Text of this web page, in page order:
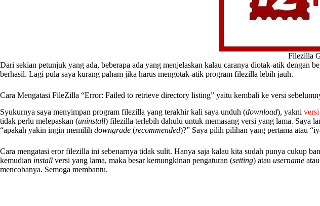
Filezilla
Dari sekian petunjuk yang ada, beberapa ada yang menjelaskan kalau caranya diotak-atik
berhasil. Lagi pula saya kurang paham jika harus mengotak-atik program filezilla lebih jauh.
Cara Mengatasi FileZilla “Error: Failed to retrieve directory listing” yaitu kembali ke versi
Syukurnya saya menyimpan program filezilla yang terakhir kali saya unduh (download), yakni
tidak perlu melepaskan (uninstall) filezilla terlebih dahulu untuk memasang versi yang lama. Saya
“apakah yakin ingin memilih downgrade (recommended)?” Saya pilih pilihan yang pertama atau
Cara mengatasi eror filezilla ini sebenarnya tidak sulit. Hanya saja kalau kita sudah punya cukup
kemudian install versi yang lama, maka besar kemungkinan pengaturan (setting) atau username atau
mencobanya. Semoga membantu.